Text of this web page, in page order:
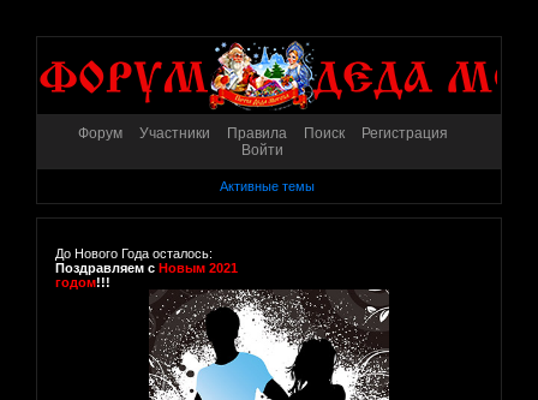
Форум Участники Правила Поиск
Регистрация
Войти
Активные темы
До Нового Года осталось:
Поздравляем с Новым 2021
годом!!!